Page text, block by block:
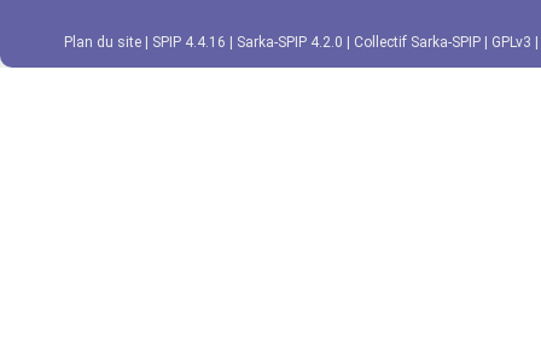
Plan du site SPIP 4.4.16 Sarka-SPIP 4.2.0 Collectif Sarka-SPIP GPLv3